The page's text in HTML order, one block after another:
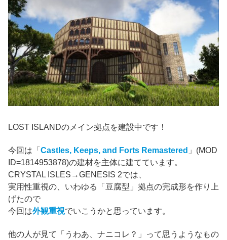
LOST ISLANDのメイン拠点を建設中です！
今回は「 Castles, Keeps, and Forts Remastered 」(MOD
ID=1814953878)の建材を主体に建てています。
CRYSTAL ISLES→GENESIS 2では、
実用性重視の、いわゆる「豆腐型」拠点の完成形を作り上
げたので
今回は外観重視でいこうかと思っています。
他の人が見て「うわあ、ナニコレ？」って思うようなもの